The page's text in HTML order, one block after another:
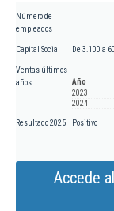
Número de
empleados
Capital Social De 3.100 a
Ventas últimos
años
Año
2023
2024
Resultado 2025 Positivo
Accede